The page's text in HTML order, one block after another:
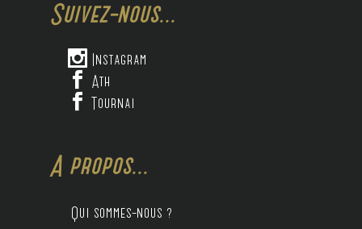
Suivez-nous...
 Instagram
 Ath
 Tournai
A propos...
Qui sommes-nous ?